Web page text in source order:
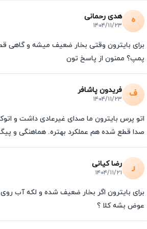
بازگشت به عملکرد ایده‌آل؛
اختلال در عملکرد اتوپرس
لزوما به معنای
لباس‌ها، با استفاده از تکنسین‌های مجرب،
سنگین خرید مجدد، کیفیت برندهای معتبر را
ه هدی رحمانی
۱۴۰۴/۱۱/۲۳
برای بایترون وقتی بخار ضعیف میشه و گاهی
پمپ؟ ممنون از پاسخ تون
ف فریدون پاشافر
۱۴۰۴/۱۱/۲۳
اتو پرس بایترون ما صدای غیرعادی داشت و
صدا قطع شده هم عملکرد بهتره. هماهنگی و
ر رضا کیانی
۱۴۰۴/۱۱/۲۱
برای بایترون اگر بخار ضعیف شده و لکه آب
عوض بشه کلا ؟